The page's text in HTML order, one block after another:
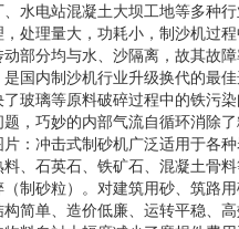
、水电站混凝土大坝工地等多种
处理量大，功耗小，制沙机过
部分均与水、沙隔离，故其故
是国内制沙机行业升级换代的最
玻璃等原料破碎过程中的铁污
，巧妙的内部气流自循环消除
片：冲击式制砂机广泛适用于各
、石英石、铁矿石、混凝土骨
（制砂粒）。对建筑用砂、筑路
简单、造价低廉、运转平稳、